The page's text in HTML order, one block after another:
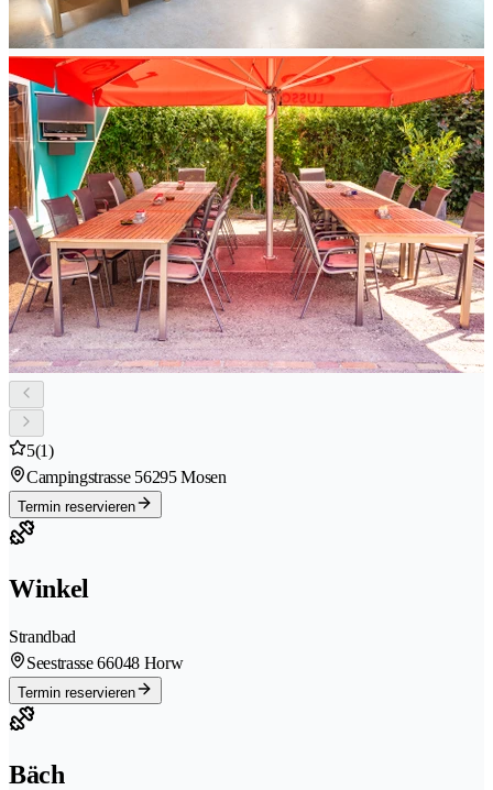
5(1)
Campingstrasse 56295 Mosen
Termin reservieren
Winkel
Strandbad
Seestrasse 66048 Horw
Termin reservieren
Bäch